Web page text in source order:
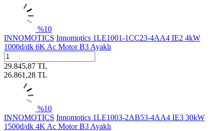
%10
INNOMOTICS Innomotics 1LE1001-1CC23-4AA4 IE2 4kW
1000d/dk 6K Ac Motor B3 Ayaklı
29.845,87 TL
26.861,28 TL
%10
INNOMOTICS Innomotics 1LE1003-2AB53-4AA4 IE3 30kW
1500d/dk 4K Ac Motor B3 Ayaklı